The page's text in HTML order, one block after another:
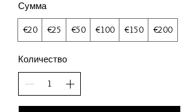
Сумма
€20 €25 €50 €100 €150 €200
Количество